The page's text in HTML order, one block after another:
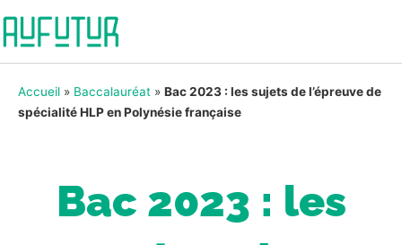
Accueil » Baccalauréat » Bac 2023 : les sujets de l’épreuve de
spécialité HLP en Polynésie française
Bac 2023 : les